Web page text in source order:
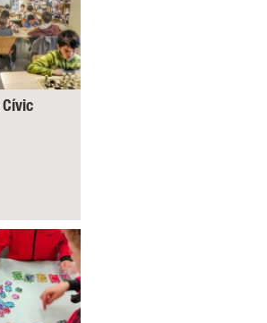
Cívic